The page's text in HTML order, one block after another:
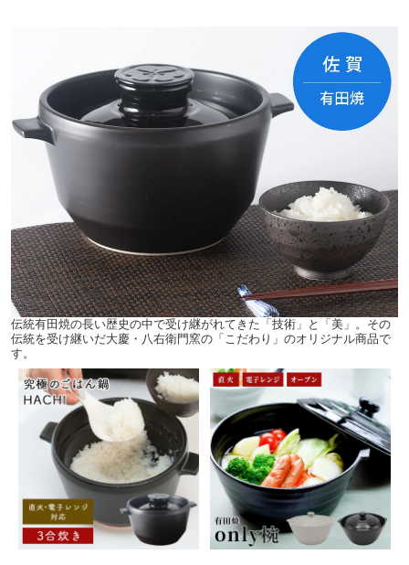
伝統有田焼の長い歴史の中で受け継がれてきた「技術」と「美」。その
伝統を受け継いだ大慶・八右衛門窯の「こだわり」のオリジナル商品で
す。